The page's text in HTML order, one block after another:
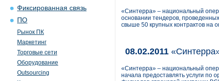
Фиксированная связь
ПО
Рынок ПК
Маркетинг
Торговые сети
Оборудование
Outsourcing
«Синтерра» – национальный
основании тендеров,
свыше 50 крупных контрактов на
08.02.2011
«Синтерра» – национальный
начала предоставлять услуги